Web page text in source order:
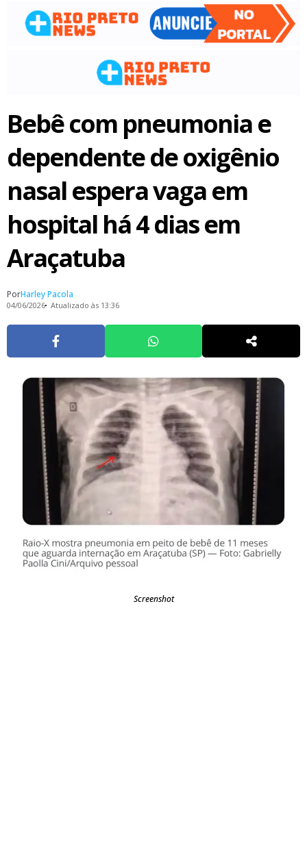
Bebê com pneumonia e
dependente de oxigênio
nasal espera vaga em
hospital há 4 dias em
Araçatuba
PorHarley Pacola
04/06/2026 Atualizado às 13:36
Screenshot